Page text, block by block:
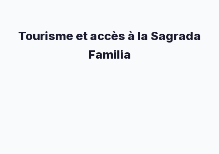
Tourisme et accès à la Sagrada
Familia